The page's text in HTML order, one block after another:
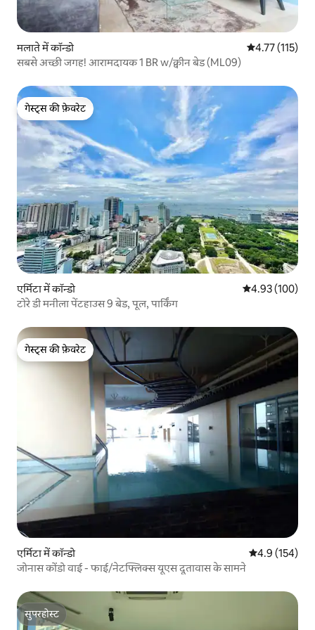
मलाते में कॉन्डो औसत रेटिंग 5 में से
4.77 (115)
सबसे अच्छी जगह! आरामदायक 1 BR w/क्वीन बेड (ML09)
गेस्ट्स की फ़ेवरेट
गेस्ट्स की फ़ेवरेट
एर्मिटा में कॉन्डो औसत रेटिंग 5 में से
4.93 (100)
टोरे डी मनीला पेंटहाउस 9 बेड, पूल, पार्किंग
गेस्ट्स की फ़ेवरेट
गेस्ट्स की फ़ेवरेट
एर्मिटा में कॉन्डो औसत रेटिंग 5 में
4.9 (154)
जोनास कोंडो वाई - फाई/नेटफ्लिक्स यूएस दूतावास के सामने
सुपरहोस्ट
सुपरहोस्ट